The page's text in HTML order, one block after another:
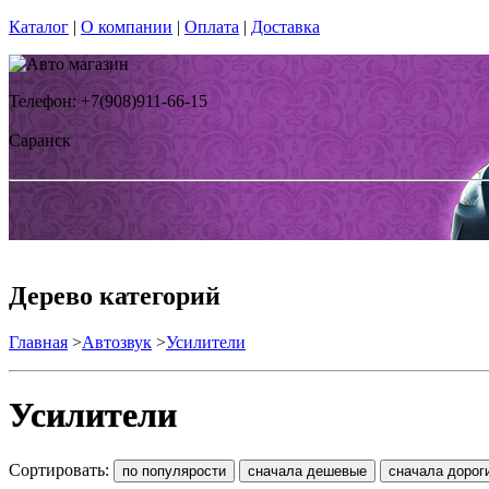
Каталог | О компании | Оплата | Доставка
Телефон: +7(908)911-66-15
Саранск
Дерево категорий
Главная >Автозвук >Усилители
Усилители
Сортировать: